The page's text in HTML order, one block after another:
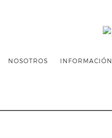
NOSOTROS INFORMACIÓN